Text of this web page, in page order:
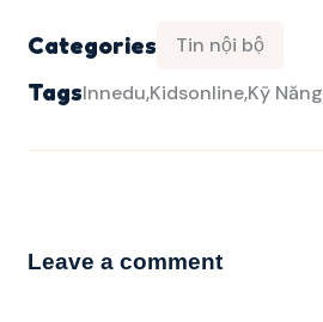
Categories Tin nội bộ
TagsInnedu KidsonlineKỹ Năng
Leave a comment